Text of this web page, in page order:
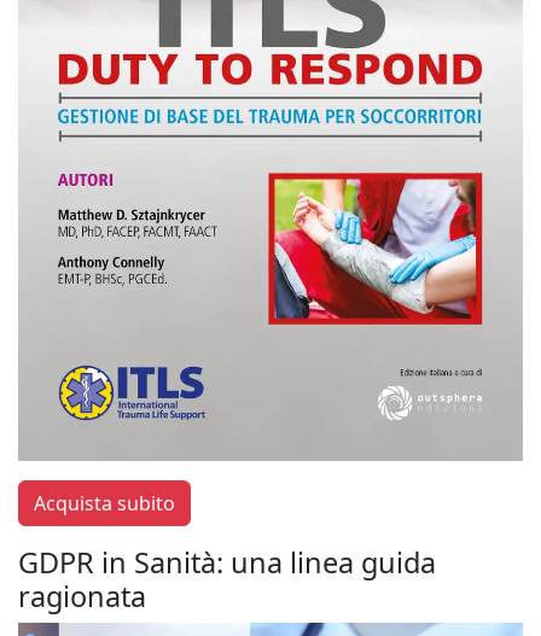
Acquista subito
GDPR in Sanità: una linea guida
ragionata